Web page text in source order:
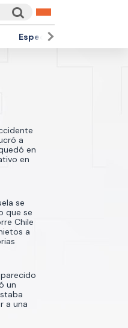
Espectáculos
a
en
en
se
que se
Chile
a
un
a una